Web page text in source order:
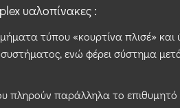
υαλοπίνακες :
τύπου «κουρτίνα πλισέ»
ενώ φέρει σύστημα
πληρούν παράλληλα το επιθυμητό